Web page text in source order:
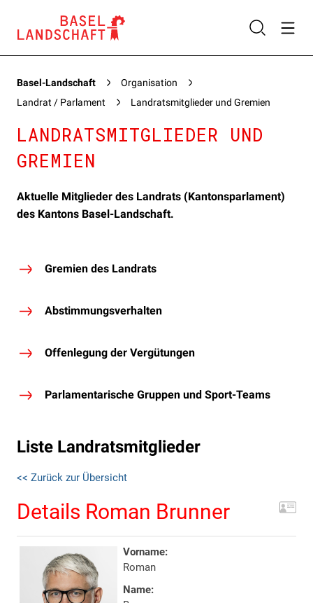
Basel-Landschaft
Organisation
Landrat / Parlament
Landratsmitglieder und Gremien
LANDRATSMITGLIEDER UND
GREMIEN
Aktuelle Mitglieder des Landrats (Kantonsparlament)
des Kantons Basel-Landschaft.
Gremien des Landrats
Abstimmungsverhalten
Offenlegung der Vergütungen
Parlamentarische Gruppen und Sport-Teams
Liste Landratsmitglieder